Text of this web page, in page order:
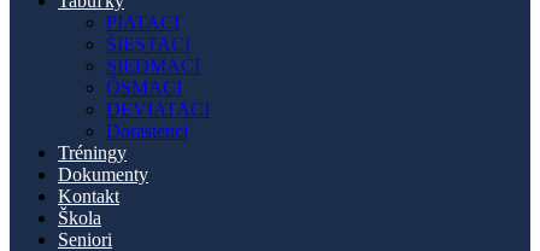
PIATACI
ŠIESTACI
SIEDMACI
ÔSMACI
DEVIATACI
Dorastenci
Tréningy
Dokumenty
Kontakt
Škola
Seniori